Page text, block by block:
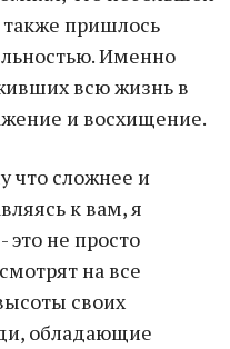
пришлось
Именно
всю жизнь в
и восхищение.
что сложнее и
к вам, я
это не просто
на все
своих
обладающие